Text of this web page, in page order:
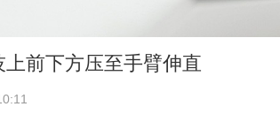
前下方压至手臂伸直